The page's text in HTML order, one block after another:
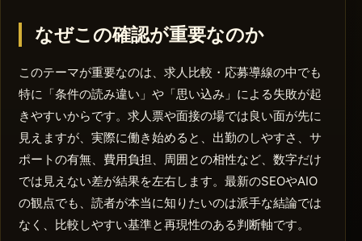
なぜこの確認が重要なのか
このテーマが重要なのは、求人比較・応募導線の中でも
特に「条件の読み違い」や「思い込み」による失敗が起
きやすいからです。求人票や面接の場では良い面が先に
見えますが、実際に働き始めると、出勤のしやすさ、サ
ポートの有無、費用負担、周囲との相性など、数字だけ
では見えない差が結果を左右します。最新のSEOやAIO
の観点でも、読者が本当に知りたいのは派手な結論では
なく、比較しやすい基準と再現性のある判断軸です。